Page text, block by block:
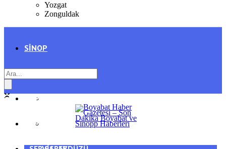
Yozgat
Zonguldak
SINOP
AYANCIK
GENEL
SPOR